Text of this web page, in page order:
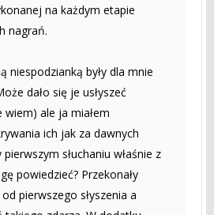
na każdym etapie
nagrań.
niespodzianką były dla mnie
dało się je usłyszeć
wiem) ale ja miałem
ich jak za dawnych
słuchaniu właśnie z
powiedzieć? Przekonały
od pierwszego słyszenia a